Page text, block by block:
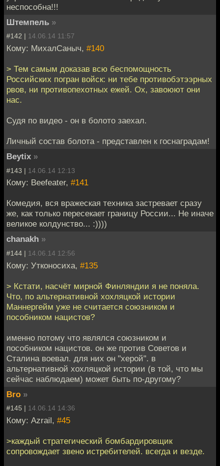
неспособна!!!
Штемпель »
#142 | 14.06.14 11:57
Кому: МихалСаныч, #140
> Тем самым доказав всю беспомощность
Российских погран войск: ни тебе противобэтээрных
рвов, ни противопехотных ежей. Ох, завоюют они
нас.
Судя по видео - он в болото заехал.
Личный состав болота - представлен к госнаградам!
Beytix »
#143 | 14.06.14 12:13
Кому: Beefeater, #141
Комедия, вся вражеская техника застревает сразу
же, как только пересекает границу России... Не иначе
великое колдунство... :))))
chanakh »
#144 | 14.06.14 12:56
Кому: Утконосиха, #135
> Кстати, насчёт мирной Финляндии я не поняла.
Что, по альтернативной хохляцкой истории
Маннергейм уже не считается союзником и
пособником нацистов?
именно потому что являлся союзником и
пособником нацистов. он же против Советов и
Сталина воевал. для них он "херой". в
альтернативной хохляцкой истории (в той, что мы
сейчас наблюдаем) может быть по-другому?
Bro »
#145 | 14.06.14 14:36
Кому: Azrail, #45
>каждый стратегический бомбардировщик
сопровождает звено истребителей. всегда и везде.